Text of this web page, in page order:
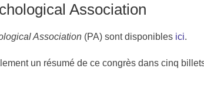
Association
Association (PA) sont disponibles ici.
un résumé de ce congrès dans cinq